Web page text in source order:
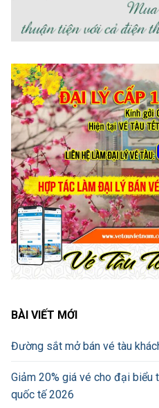
BÀI VIẾT MỚI
Đường sắt mở bán vé tàu
Giảm 20% giá vé cho đại biểu
quốc tế 2026